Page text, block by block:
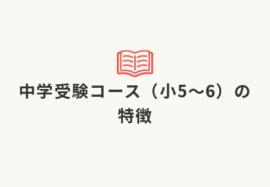
中学受験コース（小5～6）の
特徴